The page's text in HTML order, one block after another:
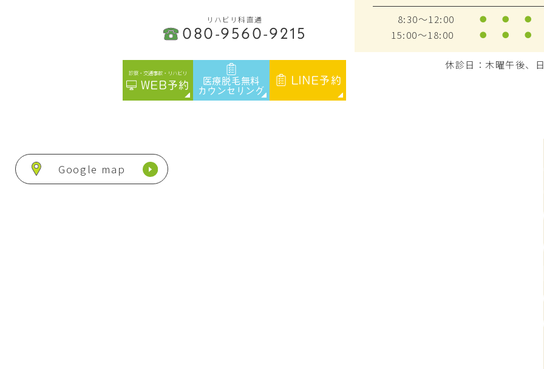
リハビリ科直通
080-9560-9215
診察・交通事故・リハビリ
WEB予約
医療脱毛無料
カウンセリング
LINE予約
8:30～12:00
● ● ●
15:00～18:00 ● ● ●
休診日：木曜午後、
Google map